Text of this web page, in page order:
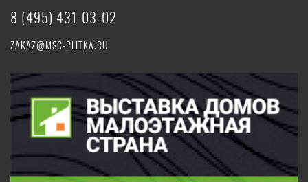
8 (495) 431-03-02
ZAKAZ@MSC-PLITKA.RU